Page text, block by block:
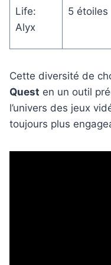
Life:
Alyx
5 étoiles
Cette diversité de
Quest en un outil
l’univers des jeux
toujours plus